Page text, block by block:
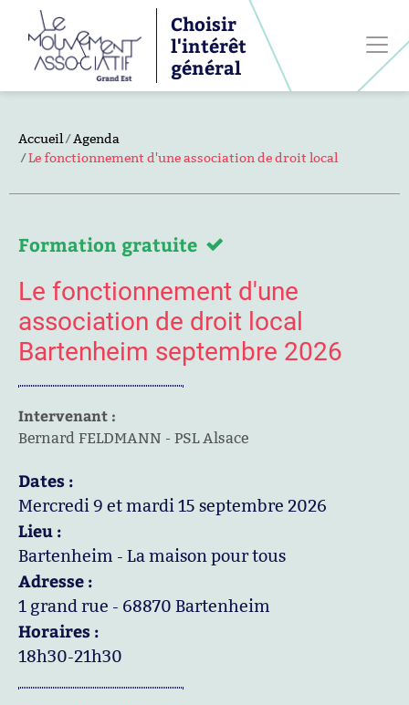
Choisir
l'intérêt
général
Accueil
Agenda
Le fonctionnement d'une association de droit local
Formation gratuite
Le fonctionnement d'une
association de droit local
Bartenheim septembre 2026
Intervenant :
Bernard FELDMANN - PSL Alsace
Dates :
Mercredi 9 et mardi 15 septembre 2026
Lieu :
Bartenheim - La maison pour tous
Adresse :
1 grand rue - 68870 Bartenheim
Horaires :
18h30-21h30